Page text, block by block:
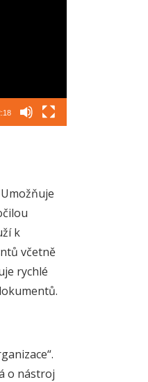
k
včetně
rychlé
o nástroj